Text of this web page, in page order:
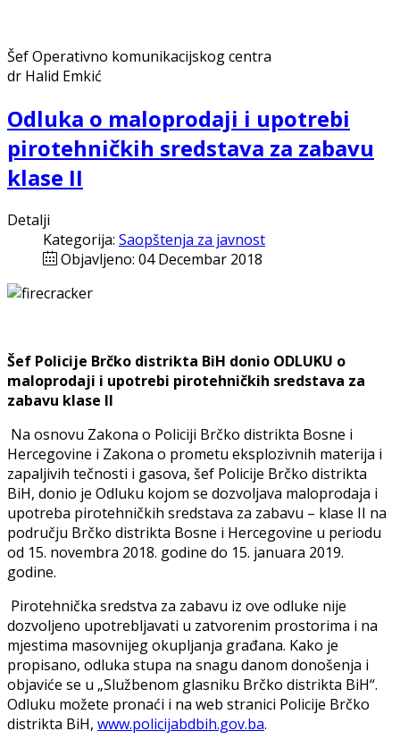
Šef Operativno komunikacijskog centra
dr Halid Emkić
Odluka o maloprodaji i upotrebi
pirotehničkih sredstava za zabavu
klase II
Detalji
Kategorija: Saopštenja za javnost
Objavljeno: 04 Decembar 2018
Šef Policije Brčko distrikta BiH donio ODLUKU o
maloprodaji i upotrebi pirotehničkih sredstava za
zabavu klase II
Na osnovu Zakona o Policiji Brčko distrikta Bosne i
Hercegovine i Zakona o prometu eksplozivnih materija i
zapaljivih tečnosti i gasova, šef Policije Brčko distrikta
BiH, donio je Odluku kojom se dozvoljava maloprodaja i
upotreba pirotehničkih sredstava za zabavu – klase II na
području Brčko distrikta Bosne i Hercegovine u periodu
od 15. novembra 2018. godine do 15. januara 2019.
godine.
Pirotehnička sredstva za zabavu iz ove odluke nije
dozvoljeno upotrebljavati u zatvorenim prostorima i na
mjestima masovnijeg okupljanja građana. Kako je
propisano, odluka stupa na snagu danom donošenja i
objaviće se u „Službenom glasniku Brčko distrikta BiH“.
Odluku možete pronaći i na web stranici Policije Brčko
distrikta BiH, www.policijabdbih.gov.ba.